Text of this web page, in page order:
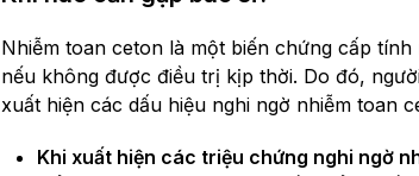
Nhiễm toan ceton là một biến chứng cấp
nếu không được điều trị kịp thời. Do đó,
xuất hiện các dấu hiệu nghi ngờ nhiễm toan
Khi xuất hiện các triệu chứng nghi ngờ